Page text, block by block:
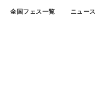
全国フェス一覧 ニュース